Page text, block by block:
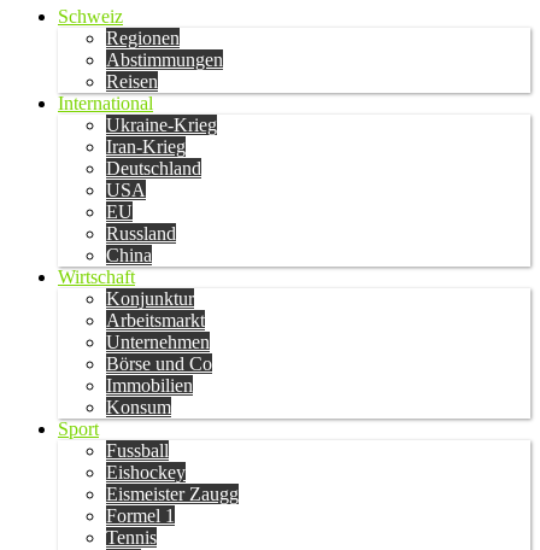
Schweiz
Regionen
Abstimmungen
Reisen
International
Ukraine-Krieg
Iran-Krieg
Deutschland
USA
EU
Russland
China
Wirtschaft
Konjunktur
Arbeitsmarkt
Unternehmen
Börse und Co
Immobilien
Konsum
Sport
Fussball
Eishockey
Eismeister Zaugg
Formel 1
Tennis